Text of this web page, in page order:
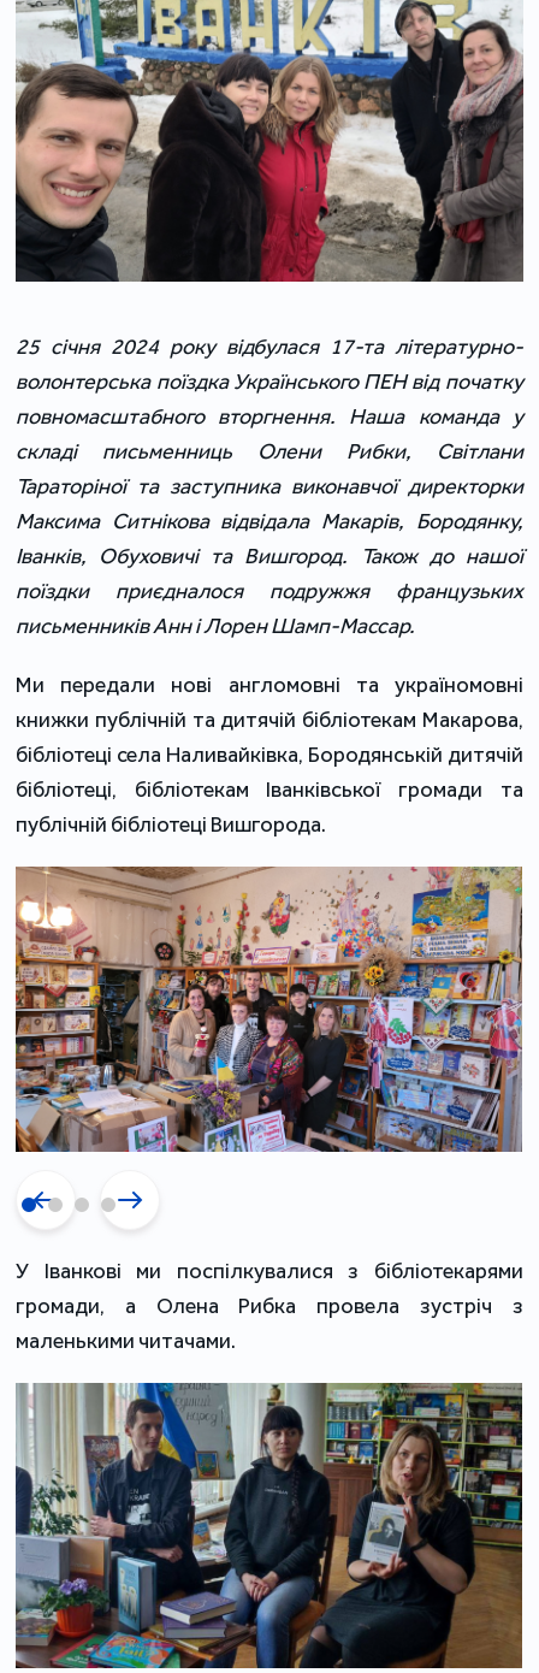
25 січня 2024 року відбулася 17-та літературно-
волонтерська поїздка Українського ПЕН від початку
повномасштабного вторгнення. Наша команда у
складі письменниць Олени Рибки, Світлани
Тараторіної та заступника виконавчої директорки
Максима Ситнікова відвідала Макарів, Бородянку,
Іванків, Обуховичі та Вишгород. Також до нашої
поїздки приєдналося подружжя французьких
письменників Анн і Лорен Шамп-Массар.
Ми передали нові англомовні та україномовні
книжки публічній та дитячій бібліотекам Макарова,
бібліотеці села Наливайківка, Бородянській дитячій
бібліотеці, бібліотекам Іванківської громади та
публічній бібліотеці Вишгорода.
У Іванкові ми поспілкувалися з бібліотекарями
громади, а Олена Рибка провела зустріч з
маленькими читачами.